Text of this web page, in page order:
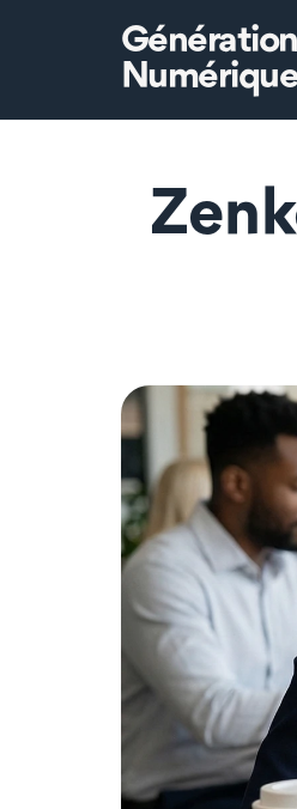
Génération